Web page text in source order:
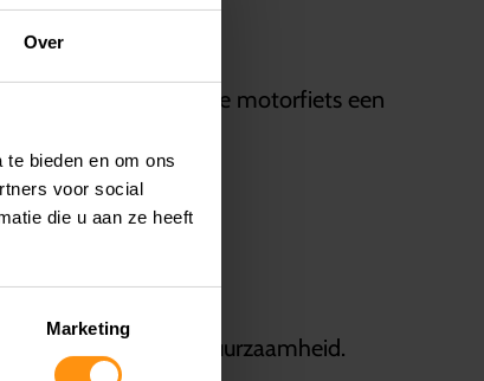
Over
bieden en om ons
voor social
die u aan ze heeft
Marketing
je Yamaha en geef je motorfiets een
en uitstekende duurzaamheid.